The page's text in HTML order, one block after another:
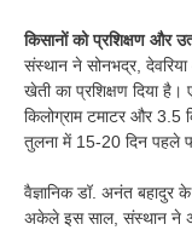
किसानों को प्रशिक्षण और
संस्थान ने सोनभद्र,
खेती का प्रशिक्षण दिया है।
किलोग्राम टमाटर और 3.5
तुलना में 15-20 दिन पहले
वैज्ञानिक डॉ. अनंत बहादुर के
अकेले इस साल, संस्थान ने